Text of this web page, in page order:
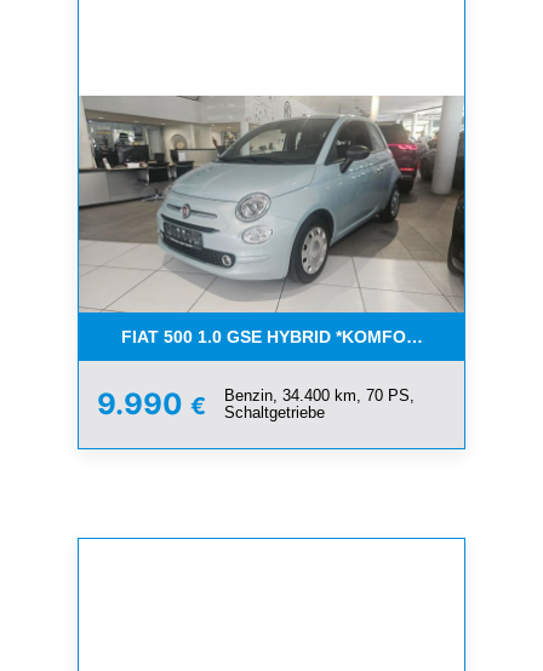
FIAT 500 1.0 GSE HYBRID *KOMFORT PAKET*CAR-
9.990 €
Benzin, 34.400 km, 70 PS,
Schaltgetriebe